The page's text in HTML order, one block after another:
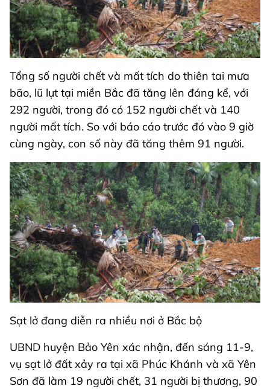
Tổng số người chết và mất tích do thiên tai mưa
bão, lũ lụt tại miền Bắc đã tăng lên đáng kể, với
292 người, trong đó có 152 người chết và 140
người mất tích. So với báo cáo trước đó vào 9 giờ
cùng ngày, con số này đã tăng thêm 91 người.
Sạt lở đang diễn ra nhiều nơi ở Bắc bộ
UBND huyện Bảo Yên xác nhận, đến sáng 11-9,
vụ sạt lở đất xảy ra tại xã Phúc Khánh và xã Yên
Sơn đã làm 19 người chết, 31 người bị thương, 90